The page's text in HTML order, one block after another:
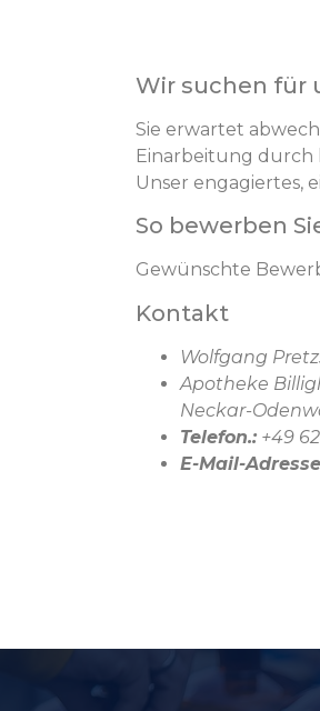
Wir suchen für
Sie erwartet
Einarbeitung durch
Unser engagiertes,
So bewerben
Gewünschte
Kontakt
Wolfgang
Apotheke
Neckar-
Telefon.: +49
E-Mail-